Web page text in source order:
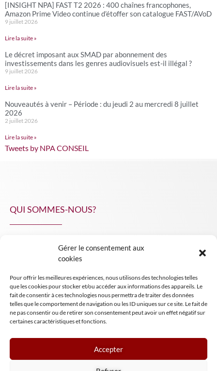
Gérer le consentement aux
cookies
Pour offrir les meilleures expériences, nous utilisons des technologies telles
que les cookies pour stocker et/ou accéder aux informations des appareils. Le
fait de consentir à ces technologies nous permettra de traiter des données
telles que le comportement de navigation ou les ID uniques sur ce site. Le fait de
ne pas consentir ou de retirer son consentement peut avoir un effet négatif sur
certaines caractéristiques et fonctions.
Accepter
[INSIGHT NPA] FAST T2 2026 : 400 chaînes francophones,
Amazon Prime Video continue d’étoffer son catalogue FAST/AVoD
9 juillet 2026
Lire la suite »
Le décret imposant aux SMAD par abonnement des
investissements dans les genres audiovisuels est-il illégal ?
9 juillet 2026
Lire la suite »
Nouveautés à venir – Période : du jeudi 2 au mercredi 8 juillet
2026
2 juillet 2026
Lire la suite »
Tweets by NPA CONSEIL
QUI SOMMES-NOUS?
INSIGHT NPA
Mentions légales